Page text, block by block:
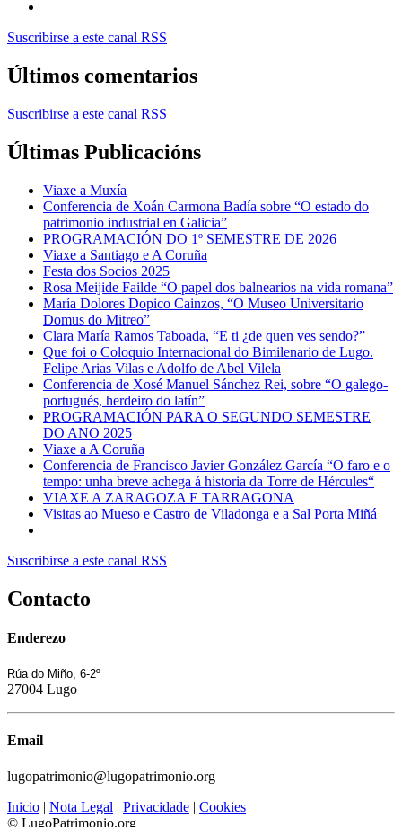
Suscribirse a este canal RSS
Últimos comentarios
Suscribirse a este canal RSS
Últimas Publicacións
Viaxe a Muxía
Conferencia de Xoán Carmona Badía sobre “O estado do
patrimonio industrial en Galicia”
PROGRAMACIÓN DO 1º SEMESTRE DE 2026
Viaxe a Santiago e A Coruña
Festa dos Socios 2025
Rosa Meijide Failde “O papel dos balnearios na vida romana”
María Dolores Dopico Cainzos, “O Museo Universitario
Domus do Mitreo”
Clara María Ramos Taboada, “E ti ¿de quen ves sendo?”
Que foi o Coloquio Internacional do Bimilenario de Lugo.
Felipe Arias Vilas e Adolfo de Abel Vilela
Conferencia de Xosé Manuel Sánchez Rei, sobre “O galego-
portugués, herdeiro do latín”
PROGRAMACIÓN PARA O SEGUNDO SEMESTRE
DO ANO 2025
Viaxe a A Coruña
Conferencia de Francisco Javier González García “O faro e o
tempo: unha breve achega á historia da Torre de Hércules“
VIAXE A ZARAGOZA E TARRAGONA
Visitas ao Mueso e Castro de Viladonga e a Sal Porta Miñá
Suscribirse a este canal RSS
Contacto
Enderezo
Rúa do Miño, 6-2º
27004 Lugo
Email
lugopatrimonio@lugopatrimonio.org
Inicio | Nota Legal | Privacidade | Cookies
© LugoPatrimonio.org